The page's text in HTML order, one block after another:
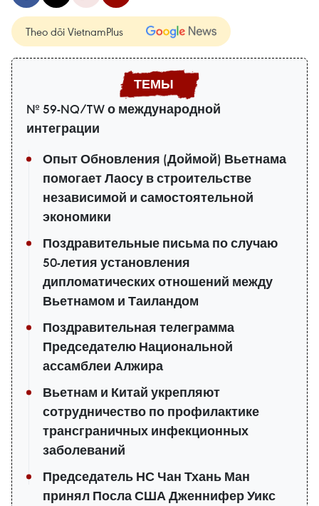
Theo dõi VietnamPlus
№ 59-NQ/TW о международной
интеграции
Опыт Обновления (Доймой) Вьетнама
помогает Лаосу в строительстве
независимой и самостоятельной
экономики
Поздравительные письма по случаю
50-летия установления
дипломатических отношений между
Вьетнамом и Таиландом
Поздравительная телеграмма
Председателю Национальной
ассамблеи Алжира
Вьетнам и Китай укрепляют
сотрудничество по профилактике
трансграничных инфекционных
заболеваний
Председатель НС Чан Тхань Ман
принял Посла США Дженнифер Уикс